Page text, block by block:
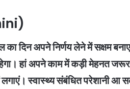
दिन अपने निर्णय लेने में सक्षम
हां अपने काम में कड़ी मेहनत
लगाएं। स्वास्थ्य संबंधित परेशानी आ